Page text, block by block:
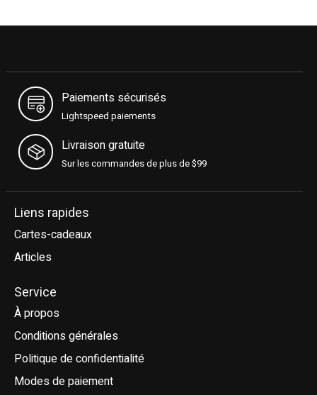
Paiements sécurisés
Lightspeed paiements
Livraison gratuite
Sur les commandes de plus de $99
Liens rapides
Cartes-cadeaux
Articles
Service
À propos
Conditions générales
Politique de confidentialité
Modes de paiement